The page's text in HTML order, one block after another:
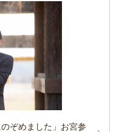
ぞめました」お宮参